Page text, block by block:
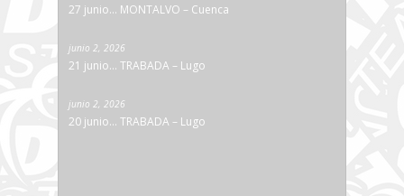
27 junio… MONTALVO – Cuenca
junio 2, 2026
21 junio… TRABADA – Lugo
junio 2, 2026
20 junio… TRABADA – Lugo